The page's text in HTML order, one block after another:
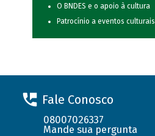
O BNDES e o apoio à cultura
Patrocínio a eventos culturais
Fale Conosco
08007026337
Mande sua pergunta